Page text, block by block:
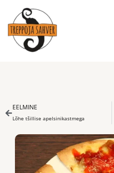
content
Prev
EELMINE
Lõhe tšillise apelsinikastmega